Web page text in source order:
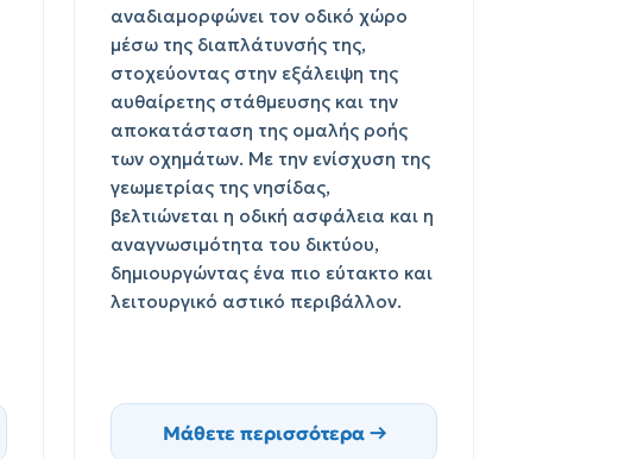
αναδιαμορφώνει τον οδικό χώρο
μέσω της διαπλάτυνσής της,
στοχεύοντας στην εξάλειψη της
αυθαίρετης στάθμευσης και την
αποκατάσταση της ομαλής ροής
των οχημάτων. Με την ενίσχυση της
γεωμετρίας της νησίδας,
βελτιώνεται η οδική ασφάλεια και η
αναγνωσιμότητα του δικτύου,
δημιουργώντας ένα πιο εύτακτο και
λειτουργικό αστικό περιβάλλον.
Μάθετε περισσότερα →